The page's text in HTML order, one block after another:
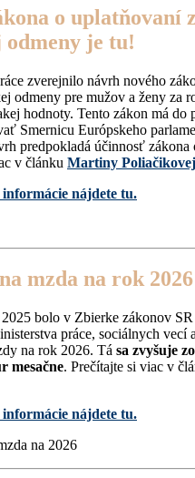
o uplatňovaní
je tu!
zverejnilo návrh nového
odmeny pre mužov a ženy za
hodnoty. Tento zákon má do
Smernicu Európskeho
predpokladá účinnosť zákona
v článku Martiny Poliačikovej
nájdete tu.
mzda na rok 2026
2025 bolo v Zbierke zákonov
práce, sociálnych vecí
na rok 2026. Tá sa zvyšuje
mesačne. Prečítajte si viac v
nájdete tu.